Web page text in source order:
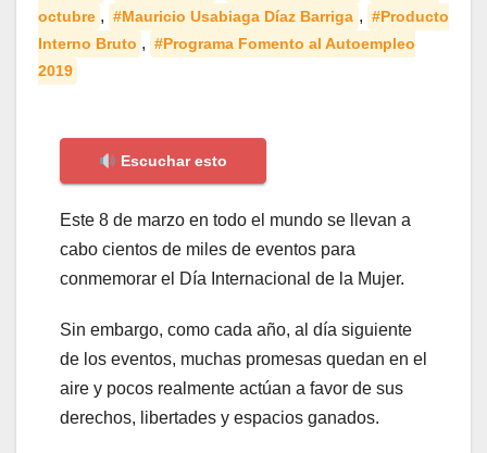
octubre , #Mauricio Usabiaga Díaz Barriga , #Producto
Interno Bruto , #Programa Fomento al Autoempleo
2019
Escuchar esto
Este 8 de marzo en todo el mundo se llevan a
cabo cientos de miles de eventos para
conmemorar el Día Internacional de la Mujer.
Sin embargo, como cada año, al día siguiente
de los eventos, muchas promesas quedan en el
aire y pocos realmente actúan a favor de sus
derechos, libertades y espacios ganados.